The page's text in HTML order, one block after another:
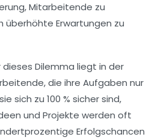
Mitarbeitende zu
überhöhte Erwartungen zu
dieses Dilemma liegt in der
die ihre Aufgaben nur
sich zu 100 % sicher sind,
und Projekte werden oft
Erfolgschancen